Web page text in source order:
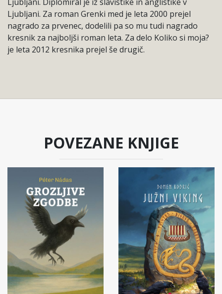
Ljubljani. Za roman Grenki med je leta 2000 prejel
nagrado za prvenec, dodelili pa so mu tudi nagrado
kresnik za najboljši roman leta. Za delo Koliko si moja?
je leta 2012 kresnika prejel še drugič.
POVEZANE KNJIGE